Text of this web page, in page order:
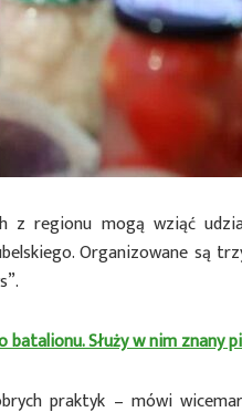
z regionu mogą wziąć
Organizowane są
Służy w nim znany
praktyk – mówi